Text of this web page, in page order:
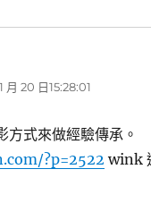
月 20 日15:28:01
方式來做經驗傳承。
?p=2522 wink